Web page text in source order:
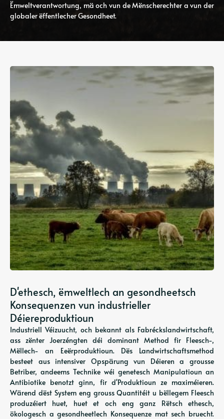
Ëmweltverantwortung, mä och vun de Mënscherechter a vun der
globaler ëffentlecher Gesondheet.
D'ethesch, ëmweltlech an gesondheetsch
Konsequenzen vun industrieller
Déiereproduktioun
Industriell Véizuucht, och bekannt als Fabréckslandwirtschaft,
ass zënter Joerzéngten déi dominant Method fir Fleesch-,
Mëllech- an Eeërproduktioun. Dës Landwirtschaftsmethod
besteet aus intensiver Opspärung vun Déieren a grousse
Betriber, andeems Technike wéi genetesch Manipulatioun an
Antibiotike benotzt ginn, fir d'Produktioun ze maximéieren.
Wärend dëst System eng grouss Quantitéit u bëllegem Fleesch
produzéiert huet, huet et och eng ganz Rëtsch ethesch,
ökologesch a gesondheetlech Konsequenze mat sech bruecht.